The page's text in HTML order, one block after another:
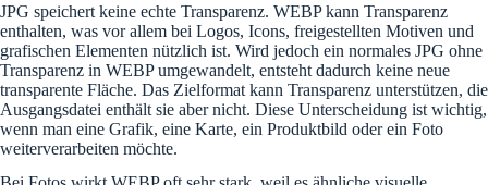
JPG speichert keine echte Transparenz. WEBP kann Transparenz
enthalten, was vor allem bei Logos, Icons, freigestellten Motiven und
grafischen Elementen nützlich ist. Wird jedoch ein normales JPG ohne
Transparenz in WEBP umgewandelt, entsteht dadurch keine neue
transparente Fläche. Das Zielformat kann Transparenz unterstützen, die
Ausgangsdatei enthält sie aber nicht. Diese Unterscheidung ist wichtig,
wenn man eine Grafik, eine Karte, ein Produktbild oder ein Foto
weiterverarbeiten möchte.